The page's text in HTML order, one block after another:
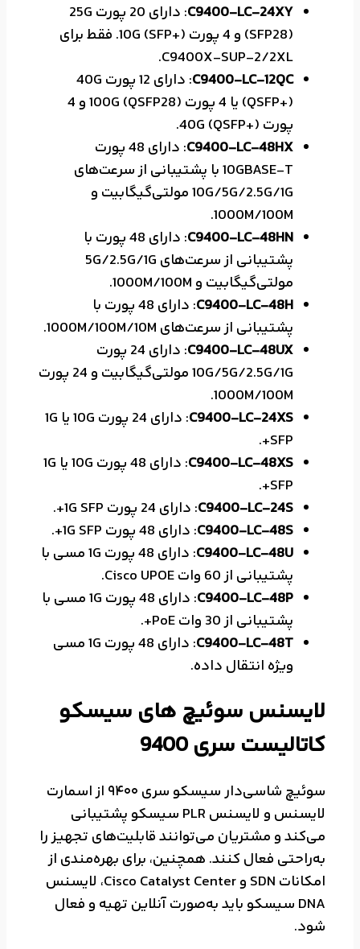
C9400-LC-24XY
: دارای 20 پورت 25G
(SFP28) و 4 پورت 10G (SFP+). فقط برای
C9400X-SUP-2/2XL.
C9400-LC-12QC
: دارای 12 پورت 40G
(QSFP+) یا 4 پورت 100G (QSFP28) و 4
پورت 40G (QSFP+).
C9400-LC-48HX
: دارای 48 پورت
10GBASE-T با پشتیبانی از سرعت‌های
10G/5G/2.5G/1G مولتی‌گیگابیت و
1000M/100M.
C9400-LC-48HN
: دارای 48 پورت با
پشتیبانی از سرعت‌های 5G/2.5G/1G
مولتی‌گیگابیت و 1000M/100M.
C9400-LC-48H
: دارای 48 پورت با
پشتیبانی از سرعت‌های 1000M/100M/10M.
C9400-LC-48UX
: دارای 24 پورت
10G/5G/2.5G/1G مولتی‌گیگابیت و 24 پورت
1000M/100M.
C9400-LC-24XS
: دارای 24 پورت 10G یا 1G
SFP+.
C9400-LC-48XS
: دارای 48 پورت 10G یا 1G
SFP+.
C9400-LC-24S: دارای 24 پورت 1G SFP+.
C9400-LC-48S: دارای 48 پورت 1G SFP+.
C9400-LC-48U
: دارای 48 پورت 1G مسی با
پشتیبانی از 60 وات Cisco UPOE.
C9400-LC-48P
: دارای 48 پورت 1G مسی با
پشتیبانی از 30 وات PoE+.
C9400-LC-48T
: دارای 48 پورت 1G مسی
ویژه انتقال داده.
لایسنس سوئیچ های سیسکو
کاتالیست سری 9400
سوئیچ شاسی‌دار سیسکو سری 9400 از اسمارت
لایسنس و لایسنس PLR سیسکو پشتیبانی
می‌کند و مشتریان می‌توانند قابلیت‌های تجهیز را
به‌راحتی فعال کنند. همچنین، برای بهره‌مندی از
امکانات SDN و Cisco Catalyst Center، لایسنس
DNA سیسکو باید به‌صورت آنلاین تهیه و فعال
شود.